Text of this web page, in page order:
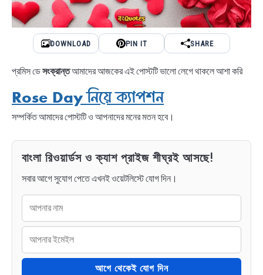
DOWNLOAD PIN IT SHARE
প্রমিস ডেসংক্রান্তআমাদের আজকের এই পোস্টটি ভালো লেগে থাকলে আশা করি
Rose Day নিয়ে ক্যাপশন
সম্পর্কিত আমাদের পোস্টটি ও আপনাদের মনের মতন হবে।
বাংলা রিওয়ার্ডস ও ক্যাশ প্রাইজ শীঘ্রই আসছে!
সবার আগে সুযোগ পেতে এখনই ওয়েটলিস্টে যোগ দিন।
আগে থেকেই যোগ দিন